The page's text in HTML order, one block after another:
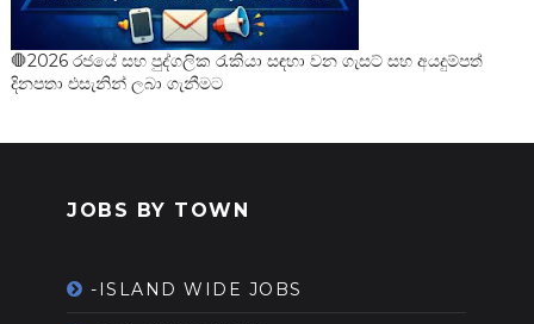
🛑2026 රජයේ සහ පුද්ගලික රැකියා සඳහා වන ගැසට් සහ අයදුම්පත්
දිනපතා එසැනින් ලබා ගැනීමට
JOBS BY TOWN
-ISLAND WIDE JOBS